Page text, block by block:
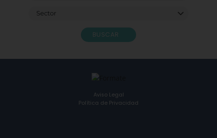
BUSCAR
Aviso Legal
Política de Privacidad